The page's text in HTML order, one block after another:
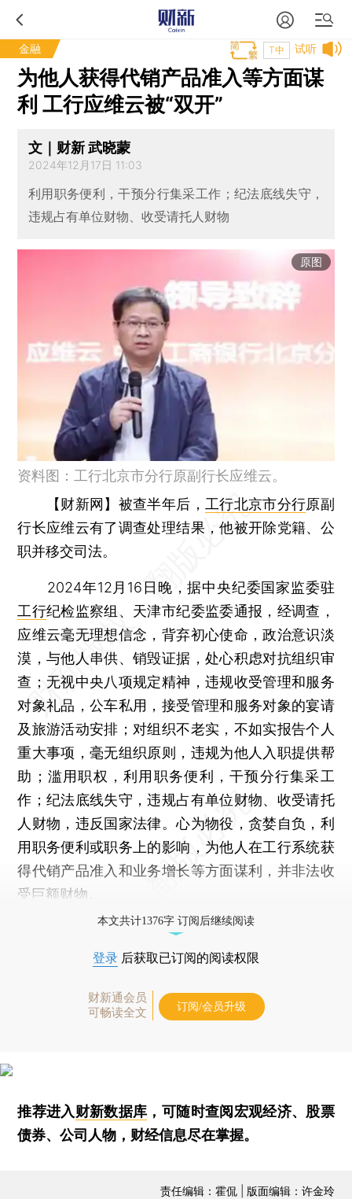
金融 试听
T中
为他人获得代销产品准入等方面谋
利 工行应维云被“双开”
文｜财新 武晓蒙
2024年12月17日 11:03
利用职务便利，干预分行集采工作；纪法底线失守，
违规占有单位财物、收受请托人财物
原图
资料图：工行北京市分行原副行长应维云。
【财新网】 被查半年后， 工行北京市分行原副
行长应维云有了调查处理结果，他被开除党籍、公
职并移交司法。
2024年12月16日晚，据中央纪委国家监委驻
工行纪检监察组、天津市纪委监委通报，经调查，
应维云毫无理想信念，背弃初心使命，政治意识淡
漠，与他人串供、销毁证据，处心积虑对抗组织审
查；无视中央八项规定精神，违规收受管理和服务
对象礼品，公车私用，接受管理和服务对象的宴请
及旅游活动安排；对组织不老实，不如实报告个人
重大事项，毫无组织原则，违规为他人入职提供帮
助；滥用职权，利用职务便利，干预分行集采工
作；纪法底线失守，违规占有单位财物、收受请托
人财物，违反国家法律。心为物役，贪婪自负，利
用职务便利或职务上的影响，为他人在工行系统获
得代销产品准入和业务增长等方面谋利，并非法收
受巨额财物。
本文共计1376字 订阅后继续阅读
登录 后获取已订阅的阅读权限
财新通会员
可畅读全文
订阅/会员升级
推荐进入财新数据库 ，可随时查阅宏观经济、股票
债券、公司人物，财经信息尽在掌握。
责任编辑：霍侃 | 版面编辑：许金玲